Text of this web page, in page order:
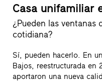
Casa unifamiliar
¿Pueden las ventanas
cotidiana?
Sí, pueden hacerlo. En
Bajos, reestructurada en
aportaron una nueva